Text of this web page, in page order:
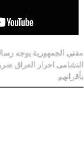
مفتي الجمهورية يوجه
النشامى احرار العراق
بأقرانهم